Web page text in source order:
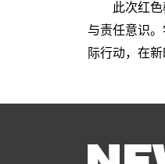
此次红色教
与责任意识
际行动，在